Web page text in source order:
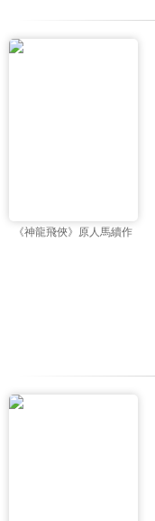
《神龍飛俠》原人馬續作